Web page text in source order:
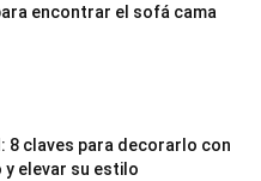
encontrar el sofá cama
8 claves para decorarlo con
y elevar su estilo